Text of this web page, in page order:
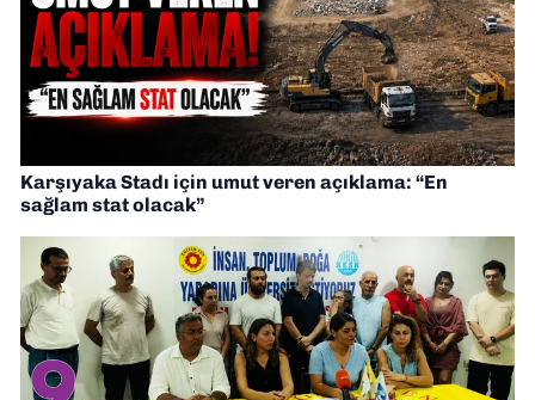
Karşıyaka Stadı için umut veren açıklama: “En
sağlam stat olacak”